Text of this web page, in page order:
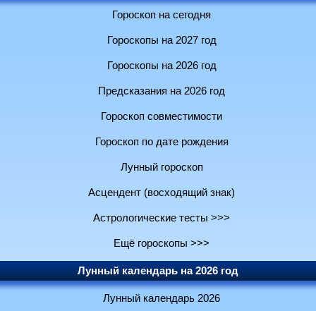
Гороскоп на сегодня
Гороскопы на 2027 год
Гороскопы на 2026 год
Предсказания на 2026 год
Гороскоп совместимости
Гороскоп по дате рождения
Лунный гороскоп
Асцендент (восходящий знак)
Астрологические тесты >>>
Ещё гороскопы >>>
Лунный календарь на 2026 год
Лунный календарь 2026